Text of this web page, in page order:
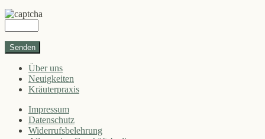
Über uns
Neuigkeiten
Kräuterpraxis
Impressum
Datenschutz
Widerrufsbelehrung